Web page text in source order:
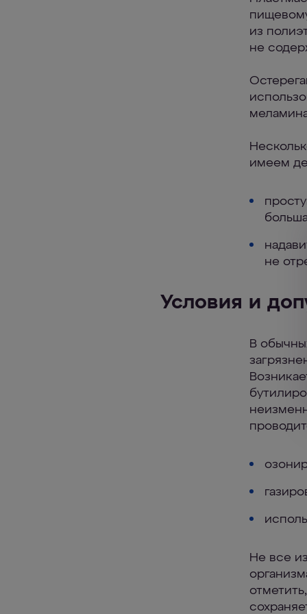
из
не
имеем
не
Условия и
В
Не все